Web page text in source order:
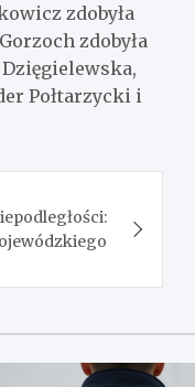
zdobyła
zdobyła
Połtarzycki i